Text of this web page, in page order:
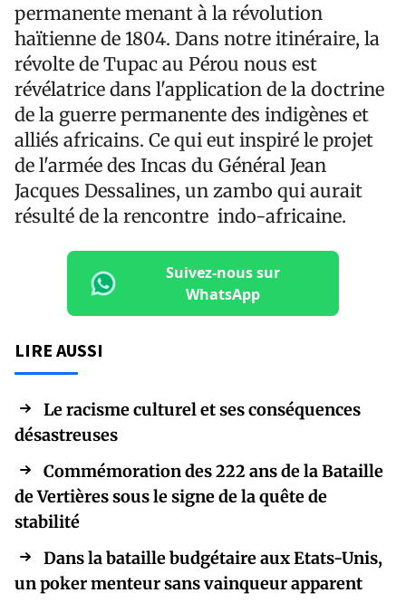
permanente menant à la révolution
haïtienne de 1804. Dans notre itinéraire, la
révolte de Tupac au Pérou nous est
révélatrice dans l'application de la doctrine
de la guerre permanente des indigènes et
alliés africains. Ce qui eut inspiré le projet
de l'armée des Incas du Général Jean
Jacques Dessalines, un zambo qui aurait
résulté de la rencontre indo-africaine.
Suivez-nous sur
WhatsApp
LIRE AUSSI
Le racisme culturel et ses conséquences
désastreuses
Commémoration des 222 ans de la Bataille
de Vertières sous le signe de la quête de
stabilité
Dans la bataille budgétaire aux Etats-Unis,
un poker menteur sans vainqueur apparent